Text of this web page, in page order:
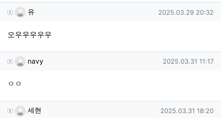
유님의 댓글
유 작성일
2025.03.29 20:32
오우우우우우
navy님의 댓글
navy 작성일
2025.03.31 11:17
ㅇㅇ
세현님의 댓글
세현 작성일
2025.03.31 18:20